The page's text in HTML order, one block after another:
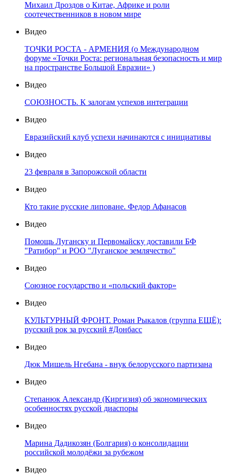
Михаил Дроздов о Китае, Африке и роли
соотечественников в новом мире
Видео
ТОЧКИ РОСТА - АРМЕНИЯ (о Международном
форуме «Точки Роста: региональная безопасность и мир
на пространстве Большой Евразии» )
Видео
СОЮЗНОСТЬ. К залогам успехов интеграции
Видео
Евразийский клуб успехи начинаются с инициативы
Видео
23 февраля в Запорожской области
Видео
Кто такие русские липоване. Федор Афанасов
Видео
Помощь Луганску и Первомайску доставили БФ
"Ратибор" и РОО "Луганское землячество"
Видео
Союзное государство и «польский фактор»
Видео
КУЛЬТУРНЫЙ ФРОНТ. Роман Рыкалов (группа ЕЩЁ):
русский рок за русский #Донбасс
Видео
Дюк Мишель Нгебана - внук белорусского партизана
Видео
Степанюк Александр (Киргизия) об экономических
особенностях русской диаспоры
Видео
Марина Дадикозян (Болгария) о консолидации
российской молодёжи за рубежом
Видео